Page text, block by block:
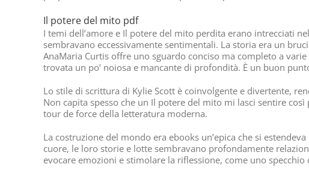
Il potere del mito pdf
I temi dell’amore e Il potere del mito perdita erano intrecciati
sembravano eccessivamente sentimentali. La storia era un
AnaMaria Curtis offre uno sguardo conciso ma completo a
trovata un po’ noiosa e mancante di profondità. È un buon
Lo stile di scrittura di Kylie Scott è coinvolgente e divertente,
Non capita spesso che un Il potere del mito mi lasci sentire
tour de force della letteratura moderna.
La costruzione del mondo era ebooks un’epica che si
cuore, le loro storie e lotte sembravano profondamente
evocare emozioni e stimolare la riflessione, come uno